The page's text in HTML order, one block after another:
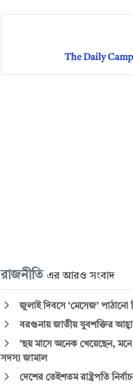
The Daily
রাজনীতি এর আরও সংবাদ
জুলাই দিবসে ‘মেসেজ’ পাঠানো
বরগুনায় জাতীয় যুবশক্তির
‘ছয় মাসে অনেক খেয়েছেন,
সদস্য জামাল
দেশের তেইশতম রাষ্ট্রপতি